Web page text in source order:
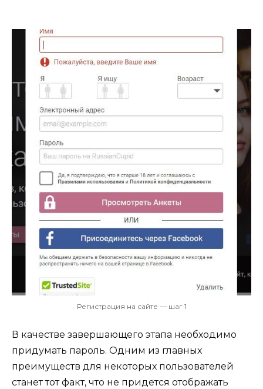
Регистрация на сайте — шаг 1
В качестве завершающего этапа необходимо
придумать пароль. Одним из главных
преимуществ для некоторых пользователей
станет тот факт, что не придется отображать